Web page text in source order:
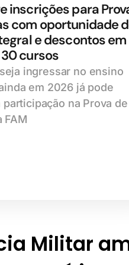
inscrições para
com oportunidade
e descontos em
cursos
ingressar no ensino
em 2026 já pode
participação na Prova de
FAM
Militar